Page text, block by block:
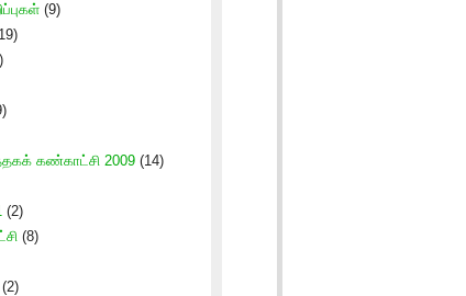
(9)
கண்காட்சி 2009(14)
(2)
(8)